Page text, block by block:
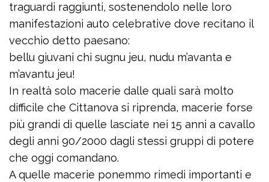
traguardi raggiunti, sostenendolo nelle loro
manifestazioni auto celebrative dove recitano il
vecchio detto paesano:
bellu giuvani chi sugnu jeu, nudu m’avanta e
m’avantu jeu!
In realtà solo macerie dalle quali sarà molto
difficile che Cittanova si riprenda, macerie forse
più grandi di quelle lasciate nei 15 anni a cavallo
degli anni 90/2000 dagli stessi gruppi di potere
che oggi comandano.
A quelle macerie ponemmo rimedi importanti e